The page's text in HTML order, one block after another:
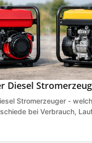
Diesel
Stromerzeuger -
bei Verbrauch,